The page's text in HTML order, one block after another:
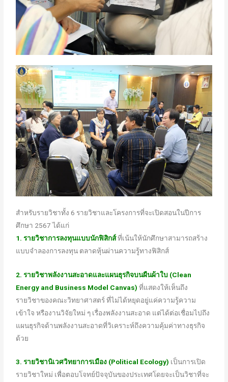
สำหรับรายวิชาทั้ง 6 รายวิชาและโครงการที่จะเปิดสอนในปีการ
ศึกษา 2567 ได้แก่
1. รายวิชาการลงทุนแบบนักฟิสิกส์ที่เน้นให้นักศึกษาสามารถสร้าง
แบบจำลองการลงทุน ตลาดหุ้นผ่านความรู้ทางฟิสิกส์
2. รายวิชาพลังงานสะอาดและแผนธุรกิจบนผืนผ้าใบ (Clean
Energy and Business Model Canvas) ที่แสดงให้เห็นถึง
รายวิชาของคณะวิทยาศาสตร์ ที่ไม่ได้หยุดอยู่แค่ความรู้ความ
เข้าใจ หรืองานวิจัยใหม่ ๆ เรื่องพลังงานสะอาด แต่ได้ต่อเชื่อมไปถึง
แผนธุรกิจด้านพลังงานสะอาดที่วิเคราะห์ถึงความคุ้มค่าทางธุรกิจ
ด้วย
3. รายวิชานิเวศวิทยาการเมือง (Political Ecology) เป็นการเปิด
รายวิชาใหม่ เพื่อตอบโจทย์ปัจจุบันของประเทศโดยจะเป็นวิชาที่จะ